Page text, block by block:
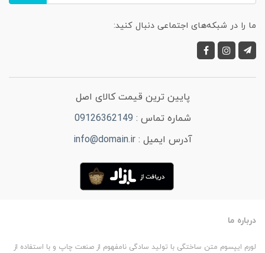
ما را در شبکه‌های اجتماعی دنبال کنید:
پایین ترین قیمت کالای اصل
شماره تماس : 09126362149
آدرس ایمیل :info@domain.ir
درباره ما
لورم ایپسوم متن ساختگی با تولید سادگی نامفهوم از صنعت چاپ و با استفاده از